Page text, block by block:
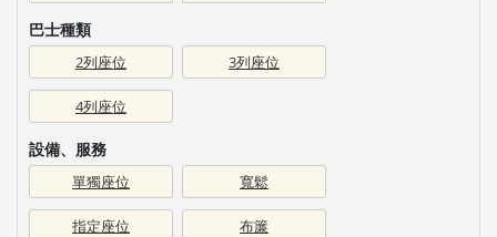
巴士種類
2列座位 3列座位
4列座位
設備、服務
單獨座位 寬鬆
指定座位 布簾